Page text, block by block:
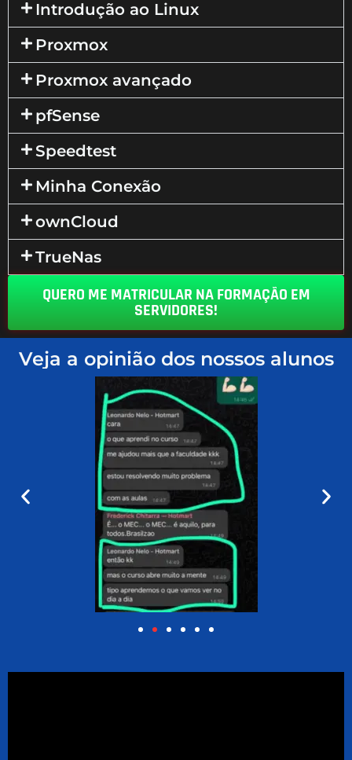
Introdução ao Linux
Proxmox
Proxmox avançado
pfSense
Speedtest
Minha Conexão
ownCloud
TrueNas
QUERO ME MATRICULAR NA FORMAÇÃO EM
SERVIDORES!
Veja a opinião dos nossos alunos